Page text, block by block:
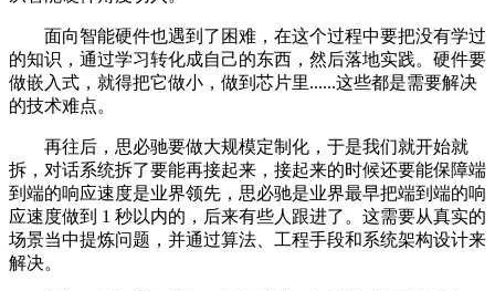
面向智能硬件也遇到了困难，在这个过程中要把没有学过
的知识，通过学习转化成自己的东西，然后落地实践。硬件要
做嵌入式，就得把它做小，做到芯片里......这些都是需要解决
的技术难点。
再往后，思必驰要做大规模定制化，于是我们就开始就
拆，对话系统拆了要能再接起来，接起来的时候还要能保障端
到端的响应速度是业界领先，思必驰是业界最早把端到端的响
应速度做到 1 秒以内的，后来有些人跟进了。这需要从真实的
场景当中提炼问题，并通过算法、工程手段和系统架构设计来
解决。